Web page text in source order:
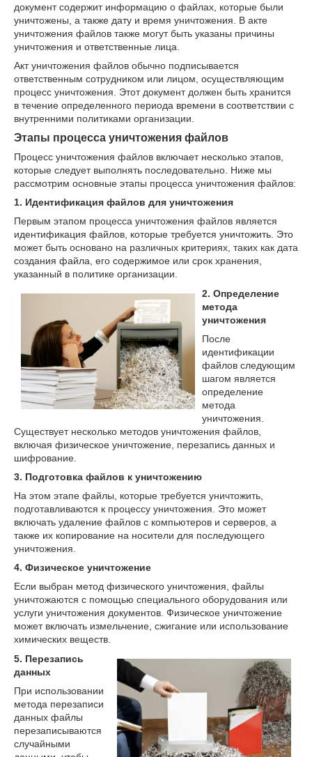
документ содержит информацию о файлах, которые были
уничтожены, а также дату и время уничтожения. В акте
уничтожения файлов также могут быть указаны причины
уничтожения и ответственные лица.
Акт уничтожения файлов обычно подписывается
ответственным сотрудником или лицом, осуществляющим
процесс уничтожения. Этот документ должен быть хранится
в течение определенного периода времени в соответствии с
внутренними политиками организации.
Этапы процесса уничтожения файлов
Процесс уничтожения файлов включает несколько этапов,
которые следует выполнять последовательно. Ниже мы
рассмотрим основные этапы процесса уничтожения файлов:
1. Идентификация файлов для уничтожения
Первым этапом процесса уничтожения файлов является
идентификация файлов, которые требуется уничтожить. Это
может быть основано на различных критериях, таких как дата
создания файла, его содержимое или срок хранения,
указанный в политике организации.
2. Определение
метода
уничтожения
После
идентификации
файлов следующим
шагом является
определение
метода
уничтожения.
Существует несколько методов уничтожения файлов,
включая физическое уничтожение, перезапись данных и
шифрование.
3. Подготовка файлов к уничтожению
На этом этапе файлы, которые требуется уничтожить,
подготавливаются к процессу уничтожения. Это может
включать удаление файлов с компьютеров и серверов, а
также их копирование на носители для последующего
уничтожения.
4. Физическое уничтожение
Если выбран метод физического уничтожения, файлы
уничтожаются с помощью специального оборудования или
услуги уничтожения документов. Физическое уничтожение
может включать измельчение, сжигание или использование
химических веществ.
5. Перезапись
данных
При использовании
метода перезаписи
данных файлы
перезаписываются
случайными